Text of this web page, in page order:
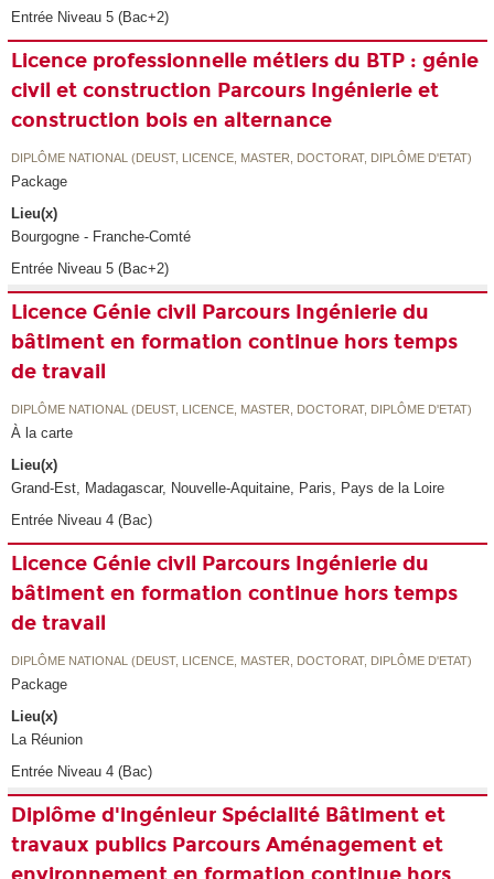
Entrée Niveau 5 (Bac+2)
Licence professionnelle métiers du BTP : génie
civil et construction Parcours Ingénierie et
construction bois en alternance
DIPLÔME NATIONAL (DEUST, LICENCE, MASTER, DOCTORAT, DIPLÔME D'ETAT)
Package
Lieu(x)
Bourgogne - Franche-Comté
Entrée Niveau 5 (Bac+2)
Licence Génie civil Parcours Ingénierie du
bâtiment en formation continue hors temps
de travail
DIPLÔME NATIONAL (DEUST, LICENCE, MASTER, DOCTORAT, DIPLÔME D'ETAT)
À la carte
Lieu(x)
Grand-Est, Madagascar, Nouvelle-Aquitaine, Paris, Pays de la Loire
Entrée Niveau 4 (Bac)
Licence Génie civil Parcours Ingénierie du
bâtiment en formation continue hors temps
de travail
DIPLÔME NATIONAL (DEUST, LICENCE, MASTER, DOCTORAT, DIPLÔME D'ETAT)
Package
Lieu(x)
La Réunion
Entrée Niveau 4 (Bac)
Diplôme d'ingénieur Spécialité Bâtiment et
travaux publics Parcours Aménagement et